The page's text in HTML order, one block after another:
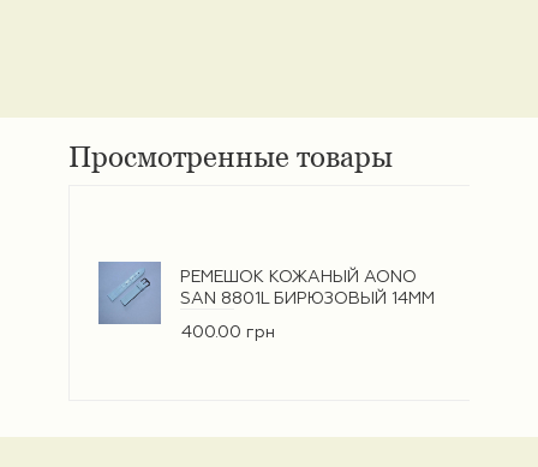
Просмотренные товары
РЕМЕШОК КОЖАНЫЙ AONO
SAN 8801L БИРЮЗОВЫЙ 14ММ
400.00 грн